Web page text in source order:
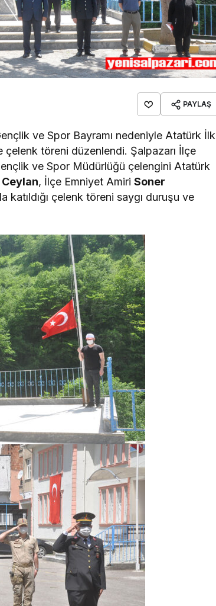
PAYLAŞ
ve Spor Bayramı nedeniyle Atatürk İlk
töreni düzenlendi. Şalpazarı İlçe
ve Spor Müdürlüğü çelengini Atatürk
, İlçe Emniyet AmiriSoner
katıldığı çelenk töreni saygı duruşu ve